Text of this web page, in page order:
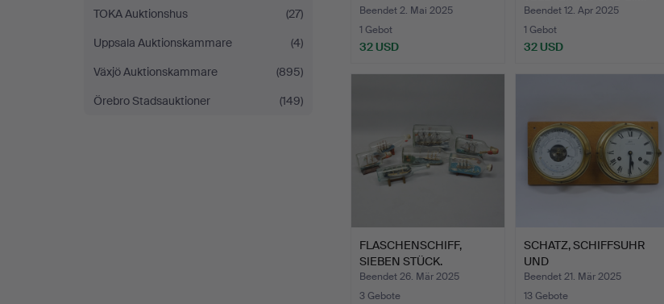
TOKA Auktionshus
(27)
Uppsala Auktionskammare
(4)
Växjö Auktionskammare
(895)
Örebro Stadsauktioner
(149)
Beendet 2. Mai 2025
1 Gebot
32 USD
ERICSSO…
Beendet 12. Apr 2025
1 Gebot
32 USD
FLASCHENSCHIFF,
SIEBEN STÜCK.
Beendet 26. Mär 2025
3 Gebote
SCHATZ, SCHIFFSUHR
UND
SCHIFFSBAROMETER/TH
…
Beendet 21. Mär 2025
13 Gebote